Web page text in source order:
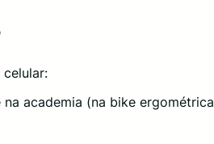
academia (na bike